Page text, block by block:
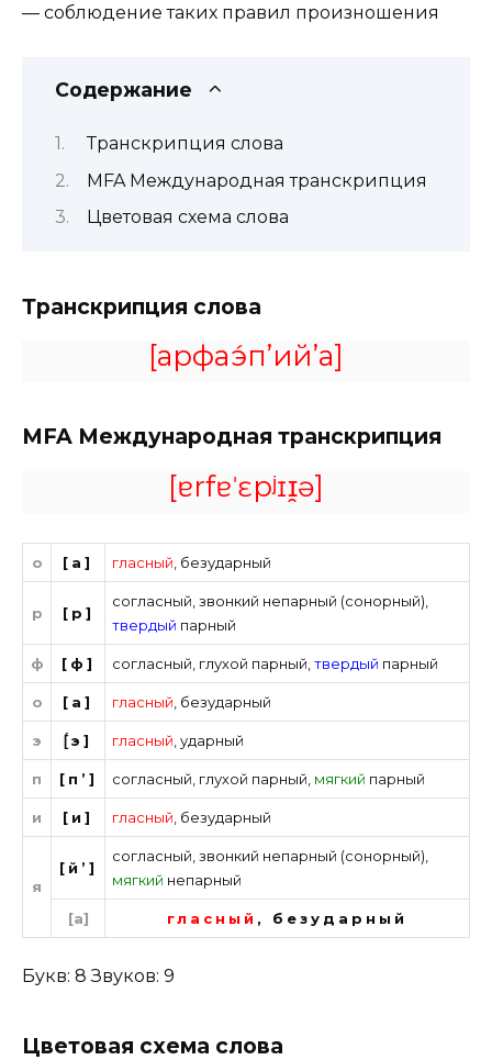
— соблюдение таких правил произношения
Содержание
Транскрипция слова
MFA Международная транскрипция
Цветовая схема слова
Транскрипция слова
[арфаэ́п’ий’а]
MFA Международная транскрипция
[ɐrfɐˈɛpʲɪɪ̯ə]
о [а] гласный безударный
р [р]
согласный ,звонкий непарный (сонорный)
твердый парный
ф [ф] согласный глухой парный ,твердый парный
о [а] гласный безударный
э [́э] гласный ,ударный
п [п’] согласный глухой парный мягкий парный
и [и] гласный безударный
я
[й’]
согласный ,звонкий непарный (сонорный)
мягкий непарный
[а] гласный , безударный
Букв: 8 Звуков: 9
Цветовая схема слова